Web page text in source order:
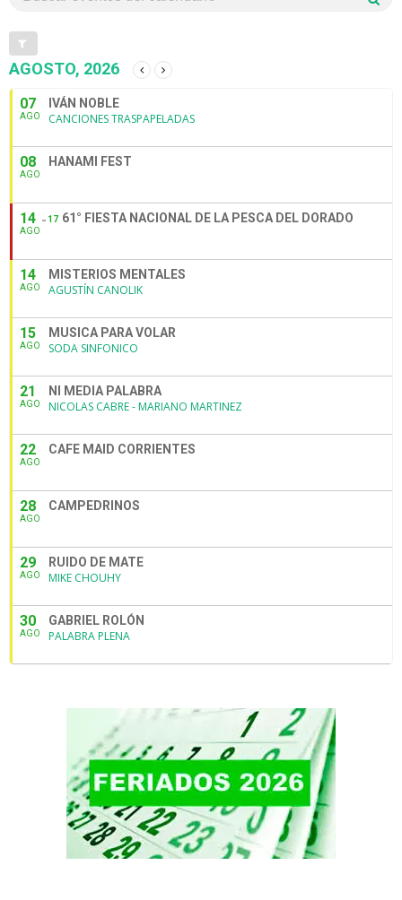
AGOSTO, 2026
07
AGO
IVÁN NOBLE
CANCIONES TRASPAPELADAS
08
AGO
HANAMI FEST
14
AGO
17 61° FIESTA NACIONAL DE LA PESCA DEL DORADO
14
AGO
MISTERIOS MENTALES
AGUSTÍN CANOLIK
15
AGO
MUSICA PARA VOLAR
SODA SINFONICO
21
AGO
NI MEDIA PALABRA
NICOLAS CABRE - MARIANO MARTINEZ
22
AGO
CAFE MAID CORRIENTES
28
AGO
CAMPEDRINOS
29
AGO
RUIDO DE MATE
MIKE CHOUHY
30
AGO
GABRIEL ROLÓN
PALABRA PLENA